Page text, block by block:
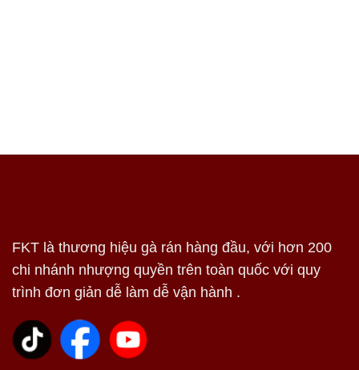
FKT là thương hiệu gà rán hàng đầu, với hơn 200
chi nhánh nhượng quyền trên toàn quốc với quy
trình đơn giản dễ làm dễ vận hành .